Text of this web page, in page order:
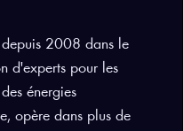
2008 dans le
d'experts pour les
énergies
opère dans plus de